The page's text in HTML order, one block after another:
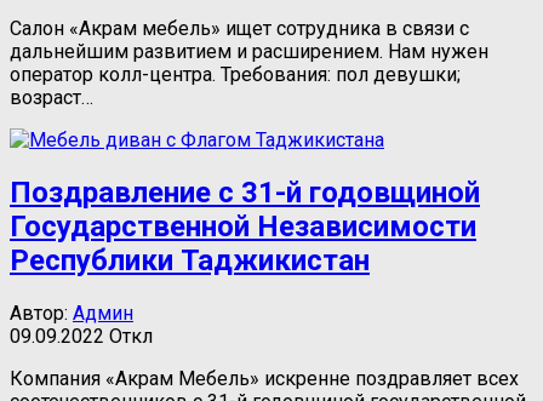
Салон «Акрам мебель» ищет сотрудника в связи с
дальнейшим развитием и расширением. Нам нужен
оператор колл-центра. Требования: пол девушки;
возраст…
Поздравление с 31-й годовщиной
Государственной Независимости
Республики Таджикистан
Автор: Админ
09.09.2022 Откл
Компания «Акрам Мебель» искренне поздравляет всех